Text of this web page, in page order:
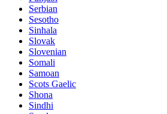
Serbian
Sesotho
Sinhala
Slovak
Slovenian
Somali
Samoan
Scots Gaelic
Shona
Sindhi